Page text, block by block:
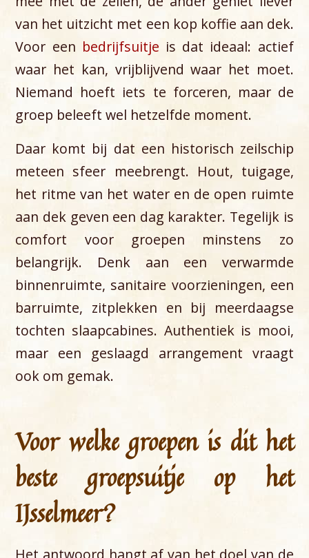
van het uitzicht met een kop koffie aan dek.
Voor een bedrijfsuitje is dat ideaal: actief
waar het kan, vrijblijvend waar het moet.
Niemand hoeft iets te forceren, maar de
groep beleeft wel hetzelfde moment.
Daar komt bij dat een historisch zeilschip
meteen sfeer meebrengt. Hout, tuigage,
het ritme van het water en de open ruimte
aan dek geven een dag karakter. Tegelijk is
comfort voor groepen minstens zo
belangrijk. Denk aan een verwarmde
binnenruimte, sanitaire voorzieningen, een
barruimte, zitplekken en bij meerdaagse
tochten slaapcabines. Authentiek is mooi,
maar een geslaagd arrangement vraagt
ook om gemak.
Voor welke groepen is dit het
beste groepsuitje op het
IJsselmeer?
Het antwoord hangt af van het doel van de